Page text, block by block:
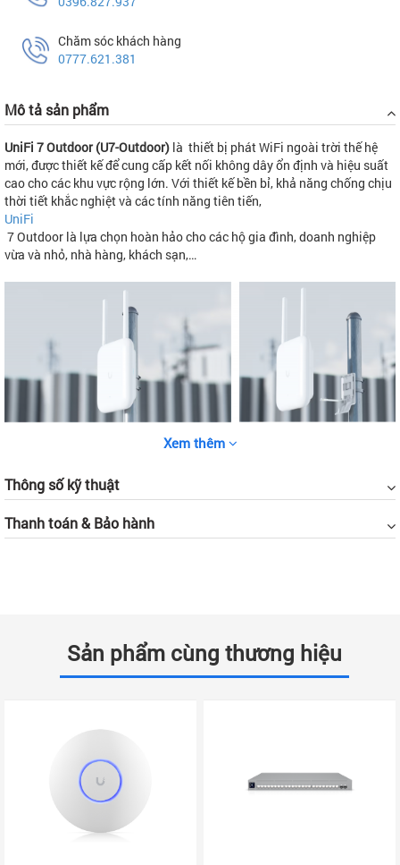
Chăm sóc khách hàng
0777.621.381
Mô tả sản phẩm
UniFi 7 Outdoor (U7-Outdoor) là thiết bị phát WiFi ngoài trời thế hệ
mới, được thiết kế để cung cấp kết nối không dây ổn định và hiệu suất
cao cho các khu vực rộng lớn. Với thiết kế bền bỉ, khả năng chống chịu
thời tiết khắc nghiệt và các tính năng tiên tiến,
UniFi
7 Outdoor là lựa chọn hoàn hảo cho các hộ gia đình, doanh nghiệp
vừa và nhỏ, nhà hàng, khách sạn,…
Một trong những điểm nổi bật của UniFi 7 Outdoor chính là khả năng
linh hoạt trong việc lựa chọn và chuyển đổi giữa hai loại anten: anten
định hướng bên trong và anten đa hướng bên ngoài.
Anten định hướng:
Xem thêm
Thông số kỹ thuật
Thanh toán & Bảo hành
Sản phẩm cùng thương hiệu